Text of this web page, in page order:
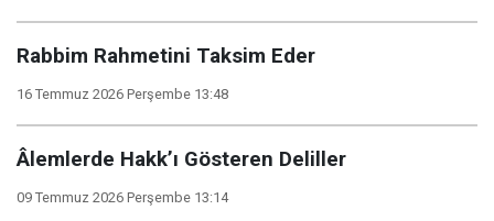
Rabbim Rahmetini Taksim Eder
16 Temmuz 2026 Perşembe 13:48
Âlemlerde Hakk’ı Gösteren Deliller
09 Temmuz 2026 Perşembe 13:14